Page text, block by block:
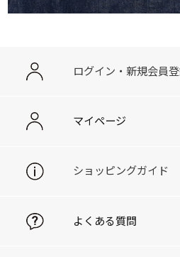
ログイン・新規会員
マイページ
ショッピングガイド
よくある質問